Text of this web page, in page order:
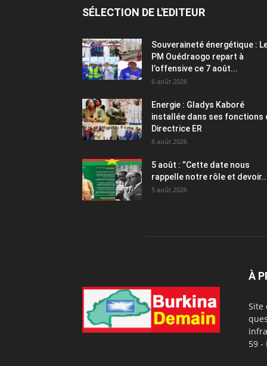
SÉLECTION DE L'EDITEUR
Souveraineté énergétique :
PM Ouédraogo repart à
l’offensive ce 7 août...
6 août 2026
Energie : Gladys Kaboré
installée dans ses fonctions
Directrice ER
6 août 2026
5 août : ”Cette date nous
rappelle notre rôle et
5 août 2026
À
Site
59 -